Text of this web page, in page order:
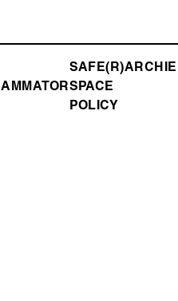
SAFE(R)
SPACE
POLICY